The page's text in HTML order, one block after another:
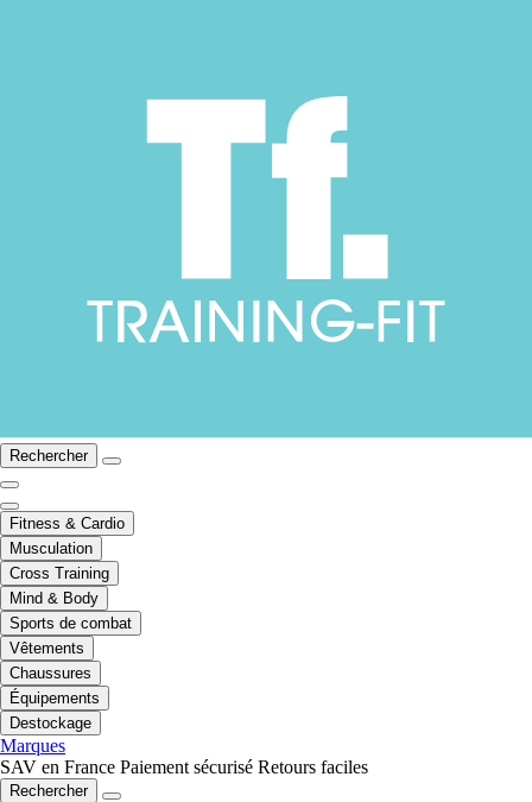
Rechercher
Fitness & Cardio
Musculation
Cross Training
Mind & Body
Sports de combat
Vêtements
Chaussures
Équipements
Destockage
Marques
SAV en France Paiement sécurisé Retours faciles
Rechercher